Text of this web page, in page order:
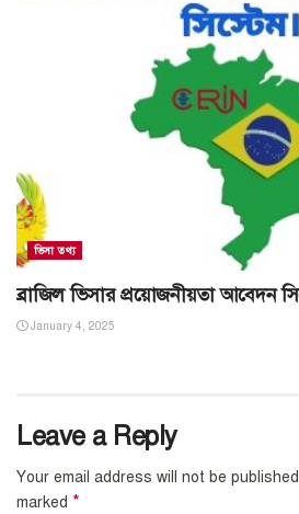
ভিসা তথ্য
ব্রাজিল ভিসার প্রয়োজনীয়তা আবেদন
January 4, 2025
Leave a Reply
Your email address will not be
marked *